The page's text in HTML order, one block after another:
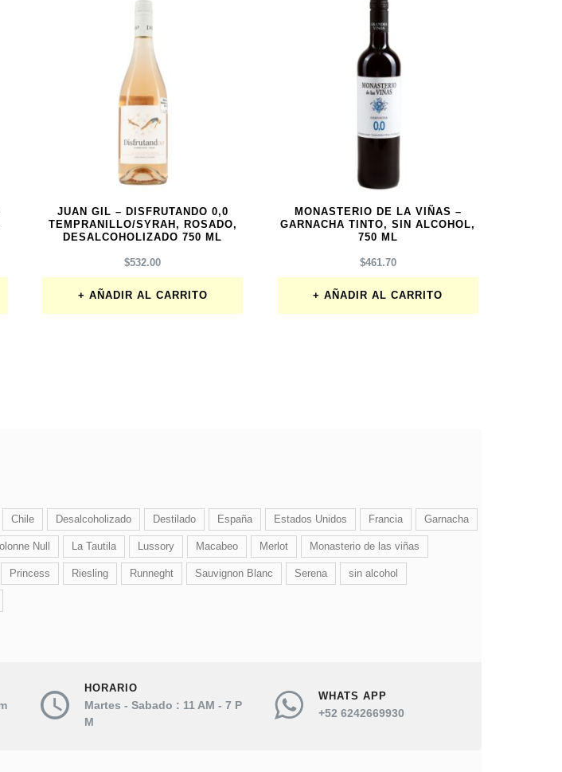
JUAN GIL – DISFRUTANDO 0,0
TEMPRANILLO/SYRAH, ROSADO,
DESALCOHOLIZADO 750 ML
$532.00
AÑADIR AL CARRITO
MONASTERIO DE LA VIÑAS –
GARNACHA TINTO, SIN ALCOHOL,
750 ML
$461.70
AÑADIR AL CARRITO
Chile Desalcoholizado Destilado España Estados Unidos Francia Garnacha
Null La Tautila Lussory Macabeo Merlot Monasterio de las viñas
Princess Riesling Runneght Sauvignon Blanc Serena sin alcohol
HORARIO
Martes - Sabado : 11 AM - 7 P
M
WHATS APP
+52 6242669930